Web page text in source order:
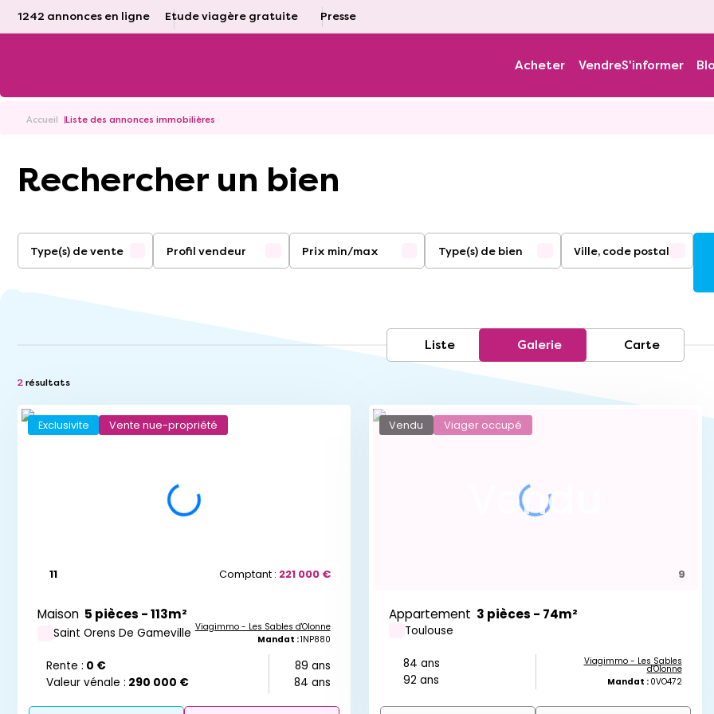
1242 annonces en ligne Etude viagère gratuite Presse
Acheter VendreS'informer
Accueil Liste des annonces immobilières
Rechercher un bien
Type(s) de vente
Vente à terme occupée
Profil vendeur Prix min/max
-
Valider
Type(s) de bien
Demeure de Prestige
Local commercial
Ville, code postal
Liste Galerie Carte
2 résultats
Exclusivite Vente nue-propriété
11 Comptant : 221 000 €
Maison 5 pièces - 113m²
Saint Orens De Gameville Viagimmo - Les Sables d'Olonne
Mandat :1NP880
Rente : 0 €
Valeur vénale : 290 000 €
89 ans
84 ans
Vendu
Vendu Viager occupé
9
Appartement 3 pièces - 74m²
Toulouse
84 ans
92 ans
Viagimmo - Les Sables
d'Olonne
Mandat : 0VO472